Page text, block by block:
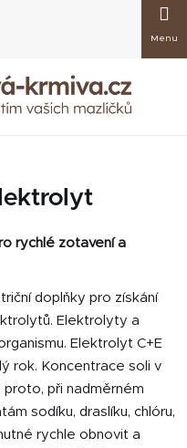
košík
rychlé zotavení a
doplňky pro získání
Elektrolyty a
Elektrolyt C+E
rok. Koncentrace soli v
při nadměrném
sodíku, draslíku, chlóru,
rychle obnovit a